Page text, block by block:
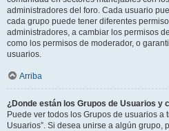
administradores del foro. Cada usuario
cada grupo puede tener diferentes
administradores, a cambiar los permisos
como los permisos de moderador, o
usuarios.
Arriba
¿Donde están los Grupos de Usuarios y
Puede ver todos los Grupos de usuarios a
Usuarios”. Si desea unirse a algún grupo,